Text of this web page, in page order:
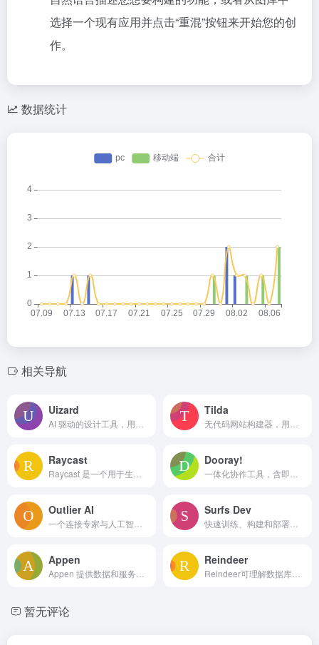
选择一个现有应用并点击“重混”按钮来开始您的创
作。
数据统计
相关导航
Uizard Tilda
Raycast Dooray!
Outlier AI Surfs Dev
Appen Reindeer
暂无评论